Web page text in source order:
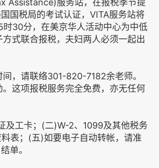
Assistance)服务站，在报税季节提
国税局的考试认证，VITA服务站将
30分，在美京华人活动中心为中低
式联合报税，夫妇两人必须一起出
，请联络301-820-7182余老师。
这项报税服务完全免费，亦无任何
及工卡；(二)W-2、1099及其他税务
表；(五)如要电子自动转帐，请准
单。